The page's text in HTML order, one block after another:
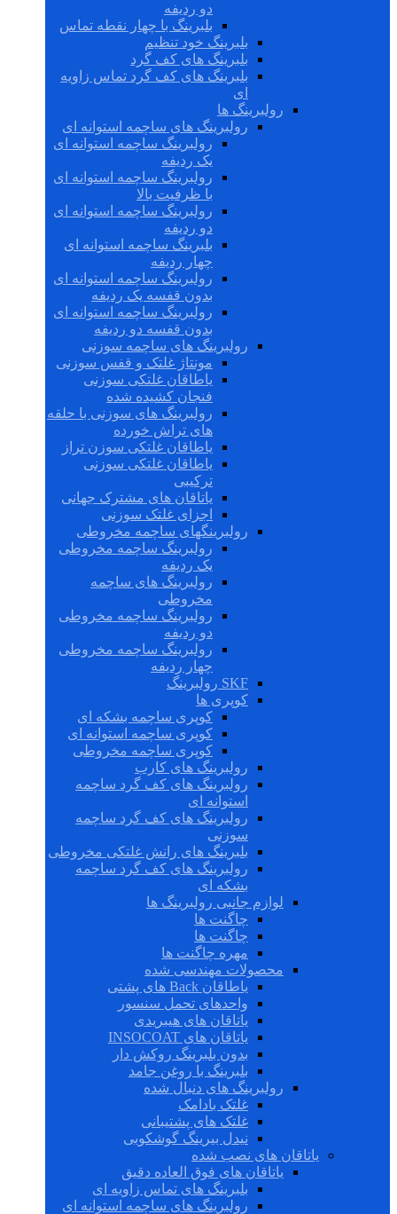
دو ردیفه
بلبرینگ با چهار نقطه تماس
بلبرینگ خود تنظیم
بلبرینگ های کف گرد
بلبرینگ های کف گرد تماس زاویه
ای
رولبرینگ ها
رولبرینگ های ساچمه استوانه ای
رولبرینگ ساچمه استوانه ای
یک ردیفه
رولبرینگ ساچمه استوانه ای
با ظرفیت بالا
رولبرینگ ساچمه استوانه ای
دو ردیفه
بلبرینگ ساچمه استوانه ای
چهار ردیفه
رولبرینگ ساچمه استوانه ای
بدون قفسه یک ردیفه
رولبرینگ ساچمه استوانه ای
بدون قفسه دو ردیفه
رولبرینگ های ساچمه سوزنی
مونتاژ غلتک و قفس سوزنی
یاطاقان غلتکی سوزنی
فنجان کشیده شده
رولبرینگ های سوزنی با حلقه
های تراش خورده
یاطاقان غلتکی سوزن تراز
یاطاقان غلتکی سوزنی
ترکیبی
یاتاقان های مشترک جهانی
اجزای غلتک سوزنی
رولبرینگهای ساچمه مخروطی
رولبرینگ ساچمه مخروطی
یک ردیفه
رولبرینگ های ساچمه
مخروطی
رولبرینگ ساچمه مخروطی
دو ردیفه
رولبرینگ ساچمه مخروطی
چهار ردیفه
SKF رولبرینگ
کوپری ها
کوپری ساچمه بشکه ای
کوپری ساچمه استوانه ای
کوپری ساچمه مخروطی
رولبرینگ های کارب
رولبرینگ های کف گرد ساچمه
استوانه ای
رولبرینگ های کف گرد ساچمه
سوزنی
بلبرینگ های رانش غلتکی مخروطی
رولبرینگ های کف گرد ساچمه
بشکه ای
لوازم جانبی رولبرینگ ها
چاگنت ها
چاگنت ها
مهره چاگنت ها
محصولات مهندسی شده
یاطاقان Back های پشتی
واحدهای تحمل سنسور
یاتاقان های هیبریدی
یاتاقان های INSOCOAT
بدون بلبرینگ روکش دار
بلبرینگ با روغن جامد
رولبرینگ های دنبال شده
غلتک بادامک
غلتک های پشتیبانی
نیدل بیرینگ گوشکوبی
یاتاقان های نصب شده
یاتاقان های فوق العاده دقیق
بلبرینگ های تماس زاویه ای
رولبرینگ های ساچمه استوانه ای